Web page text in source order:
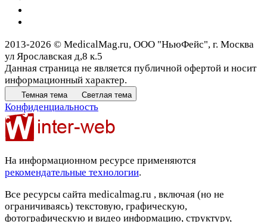
2013-2026 © MedicalMag.ru, ООО "НьюФейс", г. Москва
ул Ярославская д,8 к.5
Данная страница не является публичной офертой и носит
информационный характер.
Темная тема Светлая тема
Конфиденциальность
На информационном ресурсе применяются
рекомендательные технологии.
Все ресурсы сайта medicalmag.ru , включая (но не
ограничиваясь) текстовую, графическую,
фотографическую и видео информацию, структуру,